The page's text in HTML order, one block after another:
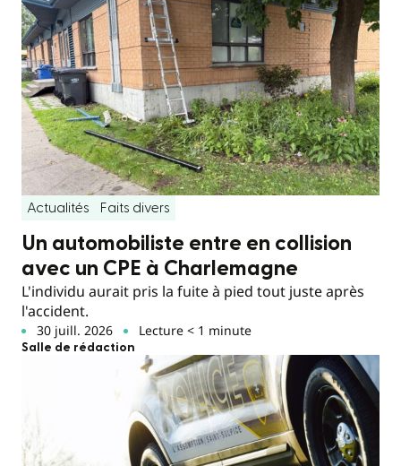
Actualités Faits divers
Un automobiliste entre en collision
avec un CPE à Charlemagne
L'individu aurait pris la fuite à pied tout juste après
l'accident.
30 juill. 2026 Lecture < 1 minute
Salle de rédaction